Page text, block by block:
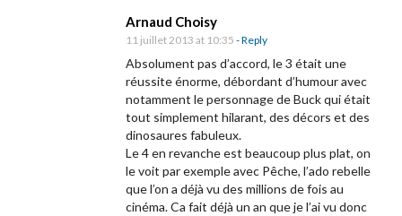
Arnaud Choisy
11 juillet 2013 at 10:35 - Reply
Absolument pas d’accord, le 3 était une
réussite énorme, débordant d’humour avec
notamment le personnage de Buck qui était
tout simplement hilarant, des décors et des
dinosaures fabuleux.
Le 4 en revanche est beaucoup plus plat, on
le voit par exemple avec Pêche, l’ado rebelle
que l’on a déjà vu des millions de fois au
cinéma. Ca fait déjà un an que je l’ai vu donc